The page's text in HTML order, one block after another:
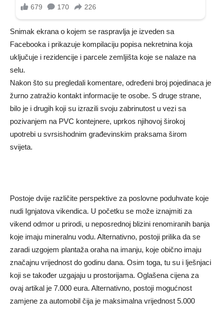
Snimak ekrana o kojem se raspravlja je izveden sa
Facebooka i prikazuje kompilaciju popisa nekretnina koja
uključuje i rezidencije i parcele zemljišta koje se nalaze na
selu.
Nakon što su pregledali komentare, određeni broj pojedinaca je
žurno zatražio kontakt informacije te osobe. S druge strane,
bilo je i drugih koji su izrazili svoju zabrinutost u vezi sa
pozivanjem na PVC kontejnere, uprkos njihovoj širokoj
upotrebi u svrsishodnim građevinskim praksama širom
svijeta.
Postoje dvije različite perspektive za poslovne poduhvate koje
nudi Ignjatova vikendica. U početku se može iznajmiti za
vikend odmor u prirodi, u neposrednoj blizini renomiranih banja
koje imaju mineralnu vodu. Alternativno, postoji prilika da se
zaradi uzgojem plantaža oraha na imanju, koje obično imaju
značajnu vrijednost do godinu dana. Osim toga, tu su i lješnjaci
koji se također uzgajaju u prostorijama. Oglašena cijena za
ovaj artikal je 7.000 eura. Alternativno, postoji mogućnost
zamjene za automobil čija je maksimalna vrijednost 5.000